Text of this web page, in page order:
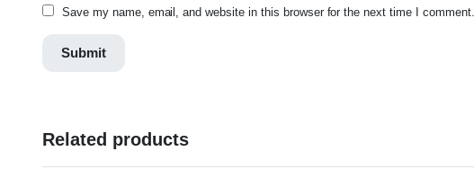
Save my name, email, and website in this browser for the next time I comment.
Related products